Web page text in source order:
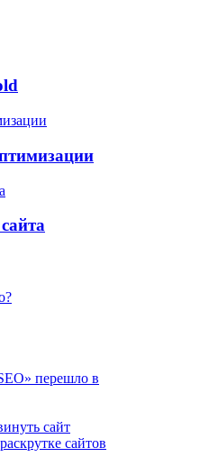
перешло в
сайт
сайтов